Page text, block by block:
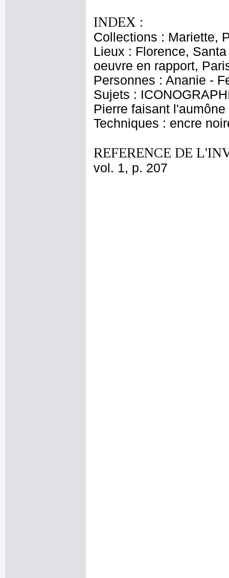
INDEX :
Collections : Mariette,
Lieux : Florence,
oeuvre en rapport,
Personnes : Ananie -
Sujets :
Pierre faisant l'aumône
Techniques : encre
REFERENCE DE
vol. 1, p. 207